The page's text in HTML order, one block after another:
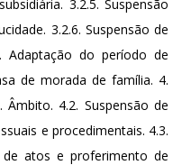
3.2.5. Suspensão
3.2.6. Suspensão de
Adaptação do período de
de morada de família. 4.
4.2. Suspensão de
e procedimentais. 4.3.
atos e proferimento de